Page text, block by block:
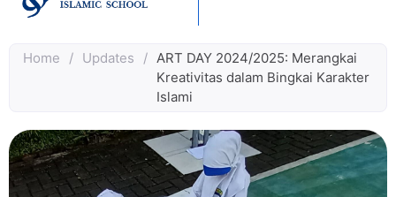
Home / Updates / ART DAY 2024/2025: Merangkai
Kreativitas dalam Bingkai Karakter
Islami